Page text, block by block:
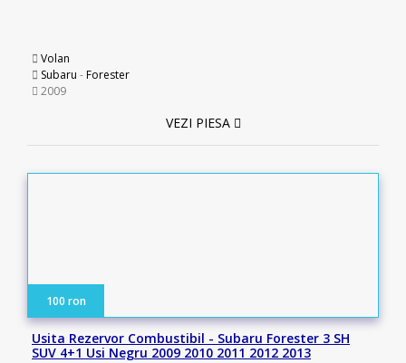
Volan
Subaru -Forester
2009
VEZI PIESA
100 ron
Usita Rezervor Combustibil - Subaru Forester 3 SH
SUV 4+1 Usi Negru 2009 2010 2011 2012 2013